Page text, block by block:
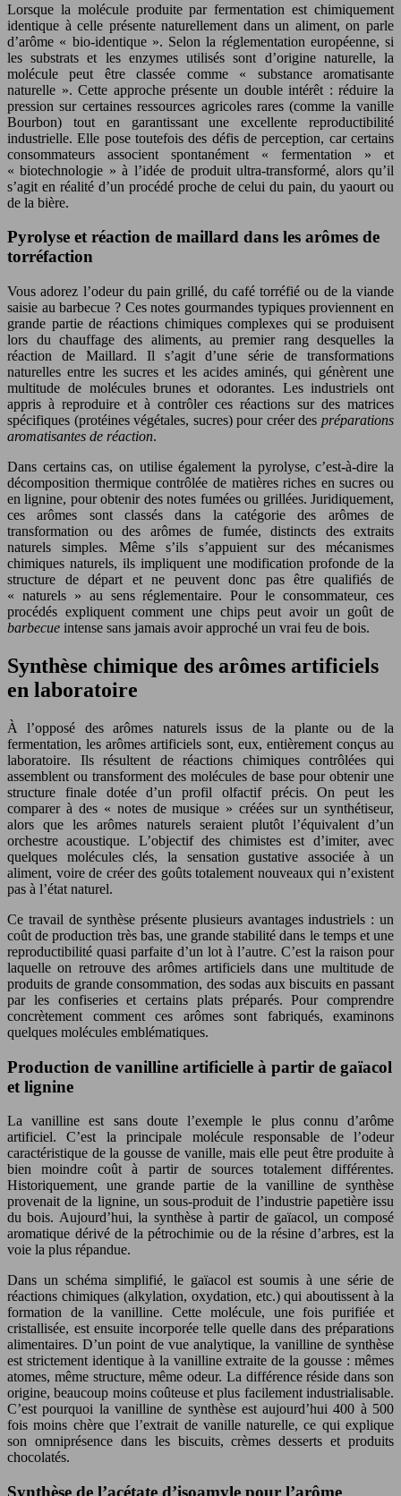
Lorsque la molécule produite par fermentation est chimiquement
identique à celle présente naturellement dans un aliment, on parle
d’arôme « bio-identique ». Selon la réglementation européenne, si
les substrats et les enzymes utilisés sont d’origine naturelle, la
molécule peut être classée comme « substance aromatisante
naturelle ». Cette approche présente un double intérêt : réduire la
pression sur certaines ressources agricoles rares (comme la vanille
Bourbon) tout en garantissant une excellente reproductibilité
industrielle. Elle pose toutefois des défis de perception, car certains
consommateurs associent spontanément « fermentation » et
« biotechnologie » à l’idée de produit ultra-transformé, alors qu’il
s’agit en réalité d’un procédé proche de celui du pain, du yaourt ou
de la bière.
Pyrolyse et réaction de maillard dans les arômes de
torréfaction
Vous adorez l’odeur du pain grillé, du café torréfié ou de la viande
saisie au barbecue ? Ces notes gourmandes typiques proviennent en
grande partie de réactions chimiques complexes qui se produisent
lors du chauffage des aliments, au premier rang desquelles la
réaction de Maillard. Il s’agit d’une série de transformations
naturelles entre les sucres et les acides aminés, qui génèrent une
multitude de molécules brunes et odorantes. Les industriels ont
appris à reproduire et à contrôler ces réactions sur des matrices
spécifiques (protéines végétales, sucres) pour créer des préparations
aromatisantes de réaction.
Dans certains cas, on utilise également la pyrolyse, c’est-à-dire la
décomposition thermique contrôlée de matières riches en sucres ou
en lignine, pour obtenir des notes fumées ou grillées. Juridiquement,
ces arômes sont classés dans la catégorie des arômes de
transformation ou des arômes de fumée, distincts des extraits
naturels simples. Même s’ils s’appuient sur des mécanismes
chimiques naturels, ils impliquent une modification profonde de la
structure de départ et ne peuvent donc pas être qualifiés de
« naturels » au sens réglementaire. Pour le consommateur, ces
procédés expliquent comment une chips peut avoir un goût de
barbecue intense sans jamais avoir approché un vrai feu de bois.
Synthèse chimique des arômes artificiels
en laboratoire
À l’opposé des arômes naturels issus de la plante ou de la
fermentation, les arômes artificiels sont, eux, entièrement conçus au
laboratoire. Ils résultent de réactions chimiques contrôlées qui
assemblent ou transforment des molécules de base pour obtenir une
structure finale dotée d’un profil olfactif précis. On peut les
comparer à des « notes de musique » créées sur un synthétiseur,
alors que les arômes naturels seraient plutôt l’équivalent d’un
orchestre acoustique. L’objectif des chimistes est d’imiter, avec
quelques molécules clés, la sensation gustative associée à un
aliment, voire de créer des goûts totalement nouveaux qui n’existent
pas à l’état naturel.
Ce travail de synthèse présente plusieurs avantages industriels : un
coût de production très bas, une grande stabilité dans le temps et une
reproductibilité quasi parfaite d’un lot à l’autre. C’est la raison pour
laquelle on retrouve des arômes artificiels dans une multitude de
produits de grande consommation, des sodas aux biscuits en passant
par les confiseries et certains plats préparés. Pour comprendre
concrètement comment ces arômes sont fabriqués, examinons
quelques molécules emblématiques.
Production de vanilline artificielle à partir de gaïacol
et lignine
La vanilline est sans doute l’exemple le plus connu d’arôme
artificiel. C’est la principale molécule responsable de l’odeur
caractéristique de la gousse de vanille, mais elle peut être produite à
bien moindre coût à partir de sources totalement différentes.
Historiquement, une grande partie de la vanilline de synthèse
provenait de la lignine, un sous-produit de l’industrie papetière issu
du bois. Aujourd’hui, la synthèse à partir de gaïacol, un composé
aromatique dérivé de la pétrochimie ou de la résine d’arbres, est la
voie la plus répandue.
Dans un schéma simplifié, le gaïacol est soumis à une série de
réactions chimiques (alkylation, oxydation, etc.) qui aboutissent à la
formation de la vanilline. Cette molécule, une fois purifiée et
cristallisée, est ensuite incorporée telle quelle dans des préparations
alimentaires. D’un point de vue analytique, la vanilline de synthèse
est strictement identique à la vanilline extraite de la gousse : mêmes
atomes, même structure, même odeur. La différence réside dans son
origine, beaucoup moins coûteuse et plus facilement industrialisable.
C’est pourquoi la vanilline de synthèse est aujourd’hui 400 à 500
fois moins chère que l’extrait de vanille naturelle, ce qui explique
son omniprésence dans les biscuits, crèmes desserts et produits
chocolatés.
Synthèse de l’acétate d’isoamyle pour l’arôme